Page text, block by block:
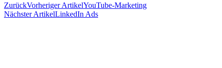
ZurückVorheriger ArtikelYouTube-Marketing
Nächster ArtikelLinkedIn Ads